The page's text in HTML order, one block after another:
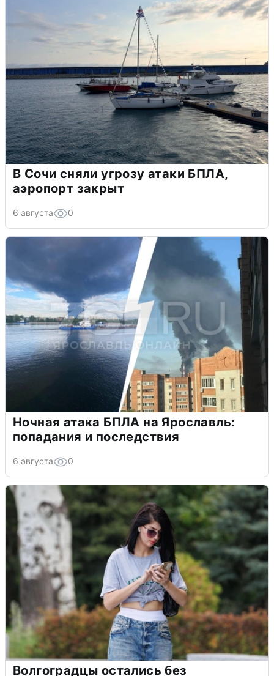
В Сочи сняли угрозу атаки БПЛА,
аэропорт закрыт
6 августа 0
Ночная атака БПЛА на Ярославль:
попадания и последствия
6 августа 0
Волгоградцы остались без